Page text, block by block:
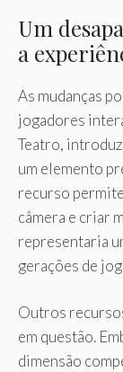
Um
a
As mudanças
jogadores
Teatro,
um elemento
recurso
câmera e criar
representaria
gerações de
Outros
em questão.
dimensão